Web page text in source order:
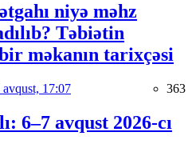
niyə məhz
Təbiətin
məkanın tarixçəsi
avqust, 17:07 363
6–7 avqust 2026-cı